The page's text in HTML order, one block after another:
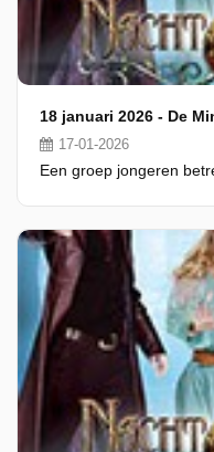
18 januari 2026 - De
17-01-2026
Een groep jongeren